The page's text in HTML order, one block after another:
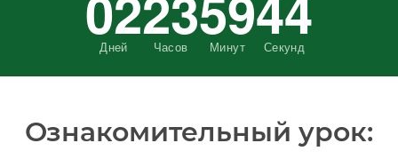
Дней Часов Минут Секунд
Ознакомительный урок: